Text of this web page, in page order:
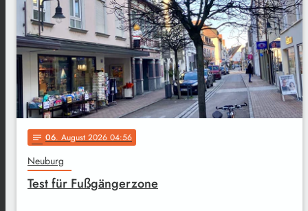
notes 06. August 2026 04:56
Neuburg
Test für Fußgängerzone